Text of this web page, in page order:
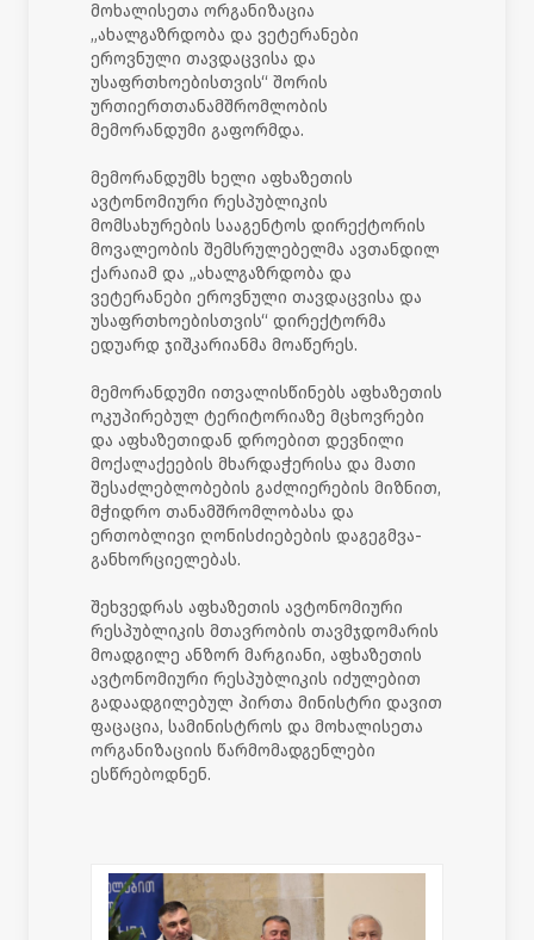
მოხალისეთა ორგანიზაცია
„ახალგაზრდობა და ვეტერანები
ეროვნული თავდაცვისა და
უსაფრთხოებისთვის“ შორის
ურთიერთთანამშრომლობის
მემორანდუმი გაფორმდა.
მემორანდუმს ხელი აფხაზეთის
ავტონომიური რესპუბლიკის
მომსახურების სააგენტოს დირექტორის
მოვალეობის შემსრულებელმა ავთანდილ
ქარაიამ და „ახალგაზრდობა და
ვეტერანები ეროვნული თავდაცვისა და
უსაფრთხოებისთვის“ დირექტორმა
ედუარდ ჯიშკარიანმა მოაწერეს.
მემორანდუმი ითვალისწინებს აფხაზეთის
ოკუპირებულ ტერიტორიაზე მცხოვრები
და აფხაზეთიდან დროებით დევნილი
მოქალაქეების მხარდაჭერისა და მათი
შესაძლებლობების გაძლიერების მიზნით,
მჭიდრო თანამშრომლობასა და
ერთობლივი ღონისძიებების დაგეგმვა-
განხორციელებას.
შეხვედრას აფხაზეთის ავტონომიური
რესპუბლიკის მთავრობის თავმჯდომარის
მოადგილე ანზორ მარგიანი, აფხაზეთის
ავტონომიური რესპუბლიკის იძულებით
გადაადგილებულ პირთა მინისტრი დავით
ფაცაცია, სამინისტროს და მოხალისეთა
ორგანიზაციის წარმომადგენლები
ესწრებოდნენ.